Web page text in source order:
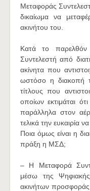
Μεταφοράς
δικαίωμα να
ακινήτου του.
Κατά το παρελθόν
Συντελεστή από
ακίνητα που
ωστόσο η διακοπή
τίτλους που
οποίων εκτιμάται
παράλληλα στον
τελικά την ευκαιρία
Ποια όμως είναι η
πράξη η ΜΣΔ;
– Η Μεταφορά
μέσω της
ακινήτων